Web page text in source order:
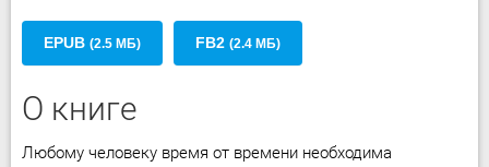
EPUB (2.5 МБ) FB2 (2.4 МБ)
О книге
Любому человеку время от времени необходима